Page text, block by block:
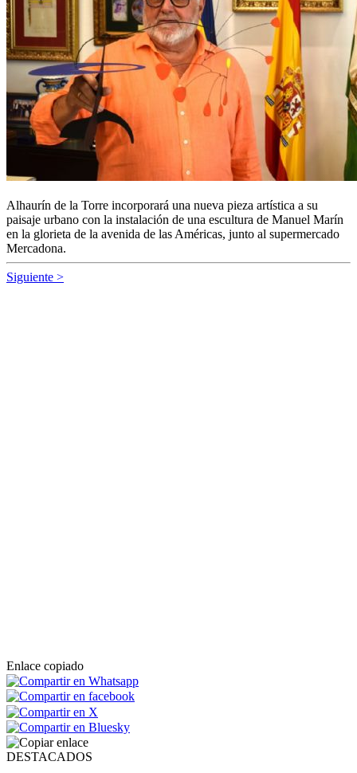
Alhaurín de la Torre incorporará una nueva pieza artística a su
paisaje urbano con la instalación de una escultura de Manuel Marín
en la glorieta de la avenida de las Américas, junto al supermercado
Mercadona.
Siguiente >
Enlace copiado
DESTACADOS